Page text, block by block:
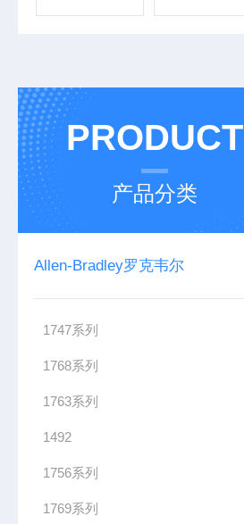
PRODUCT
产品分类
Allen-Bradley罗克韦尔
1747系列
1768系列
1763系列
1492
1756系列
1769系列